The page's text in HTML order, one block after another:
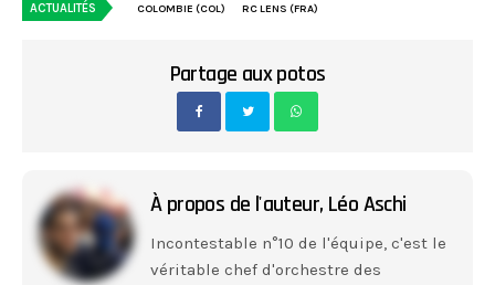
ACTUALITÉS COLOMBIE (COL) RC LENS (FRA)
Partage aux potos
À propos de l'auteur, Léo Aschi
Incontestable n°10 de l'équipe, c'est le
véritable chef d'orchestre des